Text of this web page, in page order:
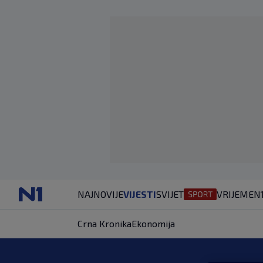
NAJNOVIJEVIJESTISVIJET VRIJEME
Crna KronikaEkonomija